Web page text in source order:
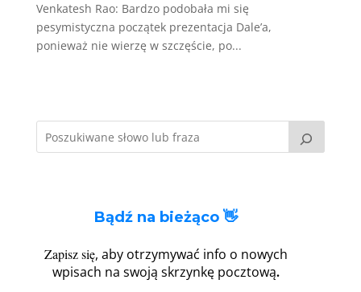
Venkatesh Rao: Bardzo podobała mi się
pesymistyczna początek prezentacja Dale’a,
ponieważ nie wierzę w szczęście, po...
Bądź na bieżąco 👋
Zapisz się, aby otrzymywać info o nowych
wpisach na swoją skrzynkę pocztową.